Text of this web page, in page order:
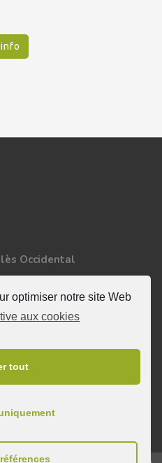
optimiser notre site Web
aux cookies
tout
Occidental